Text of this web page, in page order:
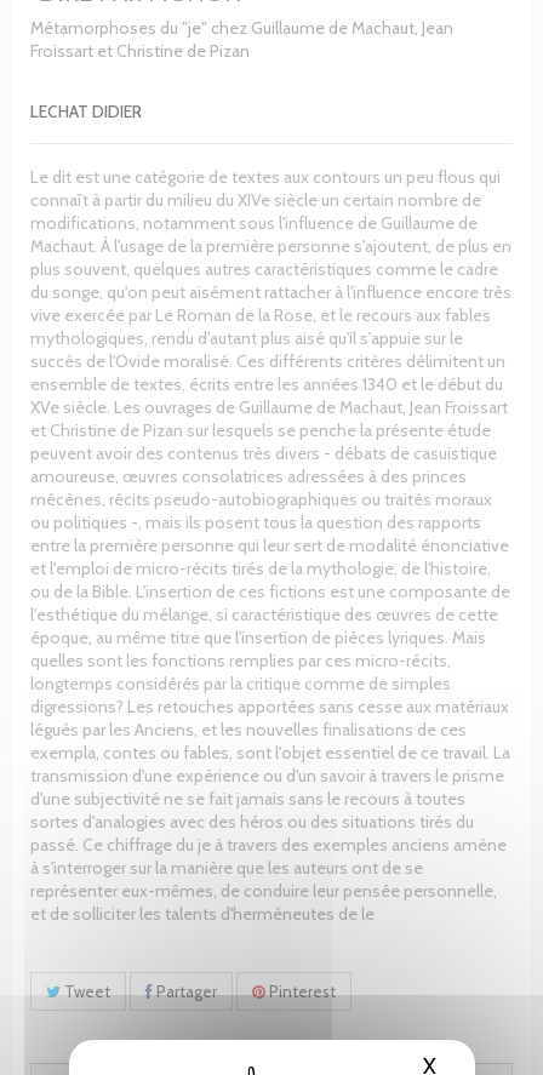
XMasquer
Métamorphoses du "je" chez Guillaume de Machaut, Jean
Froissart et Christine de Pizan
LECHAT DIDIER
Le dit est une catégorie de textes aux contours un peu flous qui
connaît à partir du milieu du XIVe siècle un certain nombre de
modifications, notamment sous l'influence de Guillaume de
Machaut. À l'usage de la première personne s'ajoutent, de plus en
plus souvent, quelques autres caractéristiques comme le cadre
du songe, qu'on peut aisément rattacher à l'influence encore très
vive exercée par Le Roman de la Rose, et le recours aux fables
mythologiques, rendu d'autant plus aisé qu'il s'appuie sur le
succès de l'Ovide moralisé. Ces différents critères délimitent un
ensemble de textes, écrits entre les années 1340 et le début du
XVe siècle. Les ouvrages de Guillaume de Machaut, Jean Froissart
et Christine de Pizan sur lesquels se penche la présente étude
peuvent avoir des contenus très divers - débats de casuistique
amoureuse, œuvres consolatrices adressées à des princes
mécènes, récits pseudo-autobiographiques ou traités moraux
ou politiques -, mais ils posent tous la question des rapports
entre la première personne qui leur sert de modalité énonciative
et l'emploi de micro-récits tirés de la mythologie, de l'histoire,
ou de la Bible. L'insertion de ces fictions est une composante de
l'esthétique du mélange, si caractéristique des œuvres de cette
époque, au même titre que l'insertion de pièces lyriques. Mais
quelles sont les fonctions remplies par ces micro-récits,
longtemps considérés par la critique comme de simples
digressions? Les retouches apportées sans cesse aux matériaux
légués par les Anciens, et les nouvelles finalisations de ces
exempla, contes ou fables, sont l'objet essentiel de ce travail. La
transmission d'une expérience ou d'un savoir à travers le prisme
d'une subjectivité ne se fait jamais sans le recours à toutes
sortes d'analogies avec des héros ou des situations tirés du
passé. Ce chiffrage du je à travers des exemples anciens amène
à s'interroger sur la manière que les auteurs ont de se
représenter eux-mêmes, de conduire leur pensée personnelle,
et de solliciter les talents d'herméneutes de le
Tweet Partager Pinterest